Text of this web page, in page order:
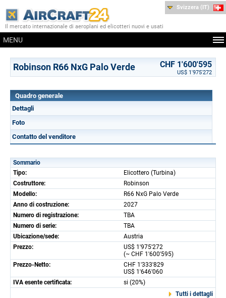
Il mercato internazionale di aeroplani ed elicotteri nuovi e usati
MENU
Svizzera (IT)
Robinson R66 NxG Palo Verde CHF 1'600'595
US$ 1'975'272
Quadro generale
Dettagli
Foto
Contatto del venditore
Sommario
Tipo:
Elicottero (Turbina)
Costruttore:
Robinson
Modello:
R66 NxG Palo Verde
Anno di costruzione:
2027
Numero di registrazione:
TBA
Numero di serie:
TBA
Ubicazione/sede:
Austria
Prezzo:
US$ 1'975'272
(~ CHF 1'600'595)
Prezzo-Netto:
CHF 1'333'829
US$ 1'646'060
IVA esente certificata:
si (20%)
Tutti i dettagli